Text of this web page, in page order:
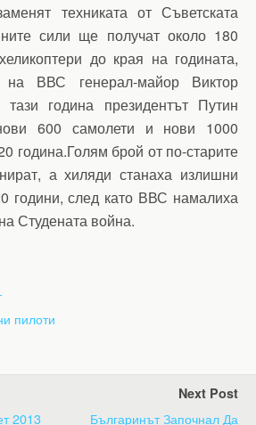
техниката от Съветската
сили ще получат около 180
до края на годината,
на ВВС генерал-майор Виктор
година президентът Путин
600 самолети и нови 1000
година.Голям брой от по-старите
а хиляди станаха излишни
години, след като ВВС намалиха
Студената война.
пилоти
2013
Next Post
Българинът Започнал Да